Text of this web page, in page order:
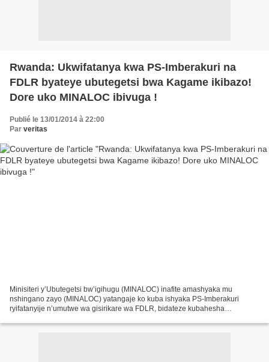
Rwanda: Ukwifatanya kwa PS-Imberakuri na
FDLR byateye ubutegetsi bwa Kagame ikibazo!
Dore uko MINALOC ibivuga !
Publié le 13/01/2014 à 22:00
Par veritas
Minisiteri y’Ubutegetsi bw’igihugu (MINALOC) inafite amashyaka mu
nshingano zayo (MINALOC) yatangaje ko kuba ishyaka PS-Imberakuri
ryifatanyije n’umutwe wa gisirikare wa FDLR, bidateze kubahesha